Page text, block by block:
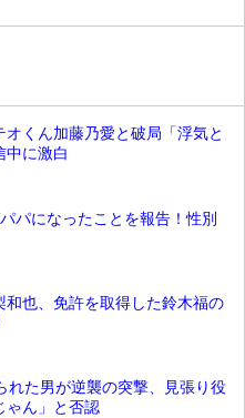
オくん加藤乃愛と破局「浮気と
中に激白
パになったことを報告！性別
也、免許を取得した鈴木福の
れた男が逆襲の突撃、見張り役
ゃん」と否認